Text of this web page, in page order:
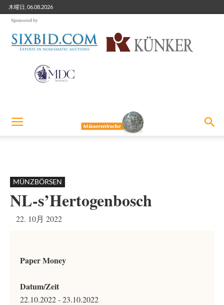
木曜日, 06.08.2026
Sponsored by
MÜNZBÖRSEN
NL-s’Hertogenbosch
22. 10月 2022
Paper Money
Datum/Zeit
22.10.2022 - 23.10.2022